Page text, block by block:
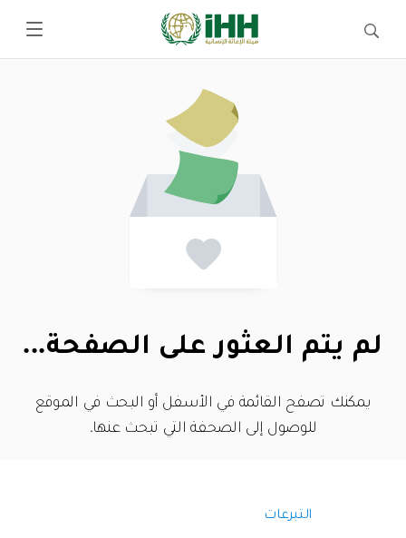
لم يتم العثور على الصفحة...
يمكنك تصفح القائمة في الأسفل أو البحث في الموقع
للوصول إلى الصحفة التي تبحث عنها.
التبرعات